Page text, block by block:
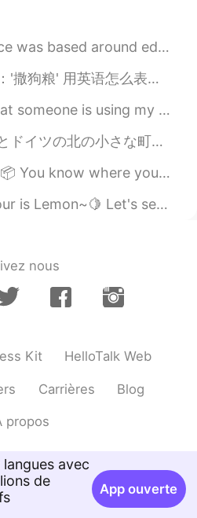
and how we can see education from different perspec...
food' 😝 因为这个中文说法是一字一字翻译不了的，没有完美的翻译。我能想到的说法...
and is pretending to be me just so he can scam ...
る気分でした。水車小屋を訪れました。日本でも水車小屋がありますか?ドイツの田舎の生活はとても平和です。子...
ー めちゃ嬉しいや～！ 休暇は忙しくなりますやね （笑） 新学期までにたっぷ...
this one tastes like! Do you like to drink lemonade ?
nous
Kit HelloTalk Web
Carrières Blog
propos
avec
de
App ouverte